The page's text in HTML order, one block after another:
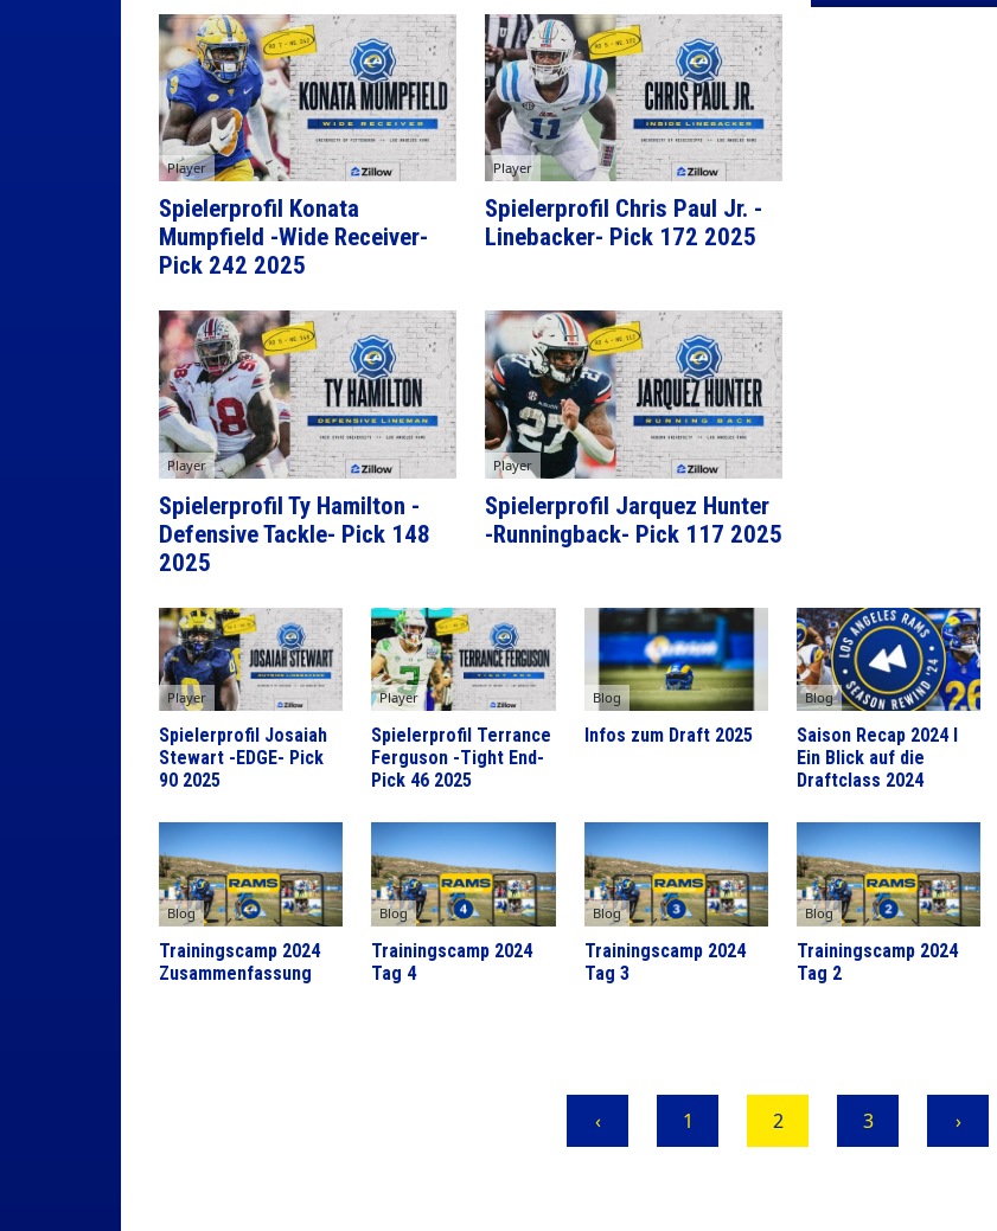
Player
Spielerprofil Konata
Mumpfield -Wide Receiver-
Pick 242 2025
Player
Spielerprofil Chris Paul Jr. -
Linebacker- Pick 172 2025
Player
Spielerprofil Ty Hamilton -
Defensive Tackle- Pick 148
2025
Player
Spielerprofil Jarquez Hunter
-Runningback- Pick 117 2025
Player
Spielerprofil Josaiah
Stewart -EDGE- Pick
90 2025
Player
Spielerprofil Terrance
Ferguson -Tight End-
Pick 46 2025
Blog
Infos zum Draft 2025
Blog
Saison Recap 2024 I
Ein Blick auf die
Draftclass 2024
Blog
Trainingscamp 2024
Zusammenfassung
Blog
Trainingscamp 2024
Tag 4
Blog
Trainingscamp 2024
Tag 3
Blog
Trainingscamp 2024
Tag 2
‹ 1 2 3 ›